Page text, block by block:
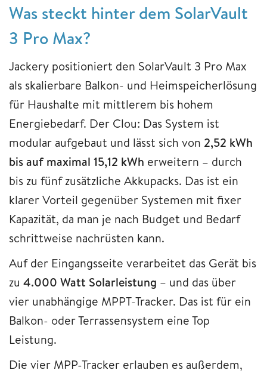
Was steckt hinter dem SolarVault
3 Pro Max?
Jackery positioniert den SolarVault 3 Pro Max
als skalierbare Balkon- und Heimspeicherlösung
für Haushalte mit mittlerem bis hohem
Energiebedarf. Der Clou: Das System ist
modular aufgebaut und lässt sich von 2,52 kWh
bis auf maximal 15,12 kWh erweitern – durch
bis zu fünf zusätzliche Akkupacks. Das ist ein
klarer Vorteil gegenüber Systemen mit fixer
Kapazität, da man je nach Budget und Bedarf
schrittweise nachrüsten kann.
Auf der Eingangsseite verarbeitet das Gerät bis
zu 4.000 Watt Solarleistung – und das über
vier unabhängige MPPT-Tracker. Das ist für ein
Balkon- oder Terrassensystem eine Top
Leistung.
Die vier MPP-Tracker erlauben es außerdem,